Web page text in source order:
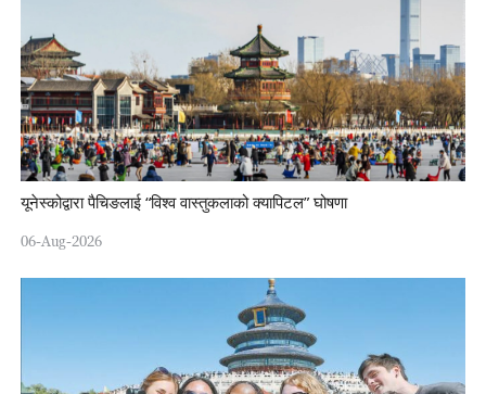
यूनेस्कोद्वारा पैचिङलाई “विश्व वास्तुकलाको क्यापिटल” घोषणा
06-Aug-2026